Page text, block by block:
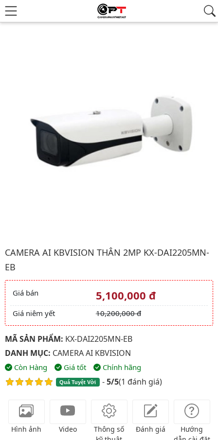
Hình ảnh đại diện của sản phẩm Camera AI kbvision Thân 2Mp
CAMERA AI KBVISION THÂN 2MP KX-DAI2205MN-
EB
Giá và khuyến mãi
Giá bán 5,100,000 đ
Giá niêm yết 10,200,000 đ
MÃ SẢN PHẨM: KX-DAI2205MN-EB
DANH MỤC: CAMERA AI KBVISION
Còn Hàng Giá tốt Chính hãng
Quá Tuyệt Vời -5/5(1 đánh giá)
Hình ảnh Video
Thông số
Đánh giá
Hướng